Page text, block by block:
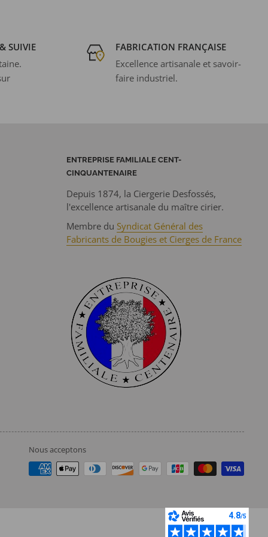
SUIVIE
FABRICATION FRANÇAISE
Excellence artisanale et savoir-
faire industriel.
ENTREPRISE FAMILIALE CENT-
CINQUANTENAIRE
Depuis 1874, la Ciergerie Desfossés,
l'excellence artisanale du maître cirier.
Membre du Syndicat Général des
Fabricants de Bougies et Cierges de France
Nous acceptons